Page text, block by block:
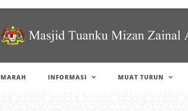
INFORMASI MUAT TURUN